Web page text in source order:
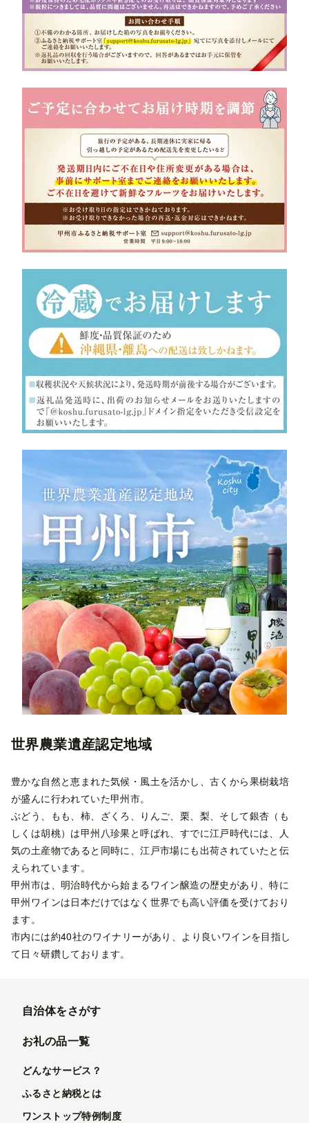
世界農業遺産認定地域
豊かな自然と恵まれた気候・風土を活かし、古くから果樹栽培
が盛んに行われていた甲州市。
ぶどう、もも、柿、ざくろ、りんご、栗、梨、そして銀杏（も
しくは胡桃）は甲州八珍果と呼ばれ、すでに江戸時代には、人
気の土産物であると同時に、江戸市場にも出荷されていたと伝
えられています。
甲州市は、明治時代から始まるワイン醸造の歴史があり、特に
甲州ワインは日本だけではなく世界でも高い評価を受けており
ます。
市内には約40社のワイナリーがあり、より良いワインを目指し
て日々研鑽しております。
自治体をさがす
お礼の品一覧
どんなサービス？
ふるさと納税とは
ワンストップ特例制度